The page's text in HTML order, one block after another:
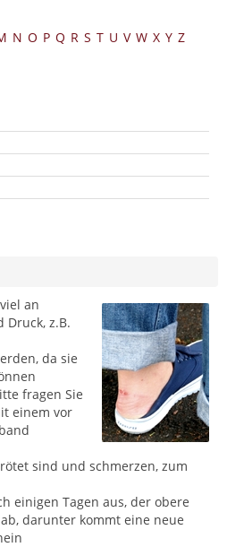
N O P Q R S T U V W X Y Z
an
Druck, z.B.
da sie
fragen Sie
einem vor
sind und schmerzen, zum
einigen Tagen aus, der obere
darunter kommt eine neue